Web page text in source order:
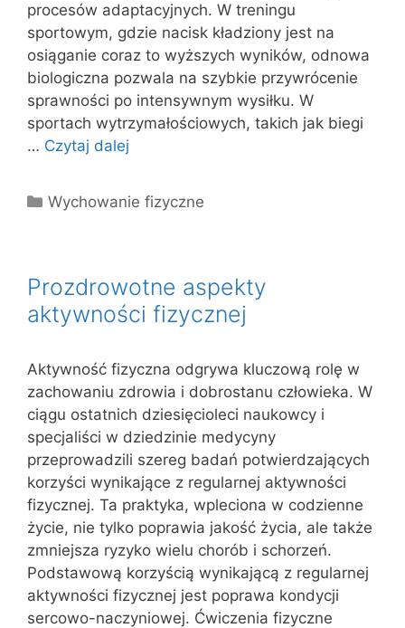
procesów adaptacyjnych. W treningu
sportowym, gdzie nacisk kładziony jest na
osiąganie coraz to wyższych wyników, odnowa
biologiczna pozwala na szybkie przywrócenie
sprawności po intensywnym wysiłku. W
sportach wytrzymałościowych, takich jak biegi
… Czytaj dalej
Kategorie
Wychowanie fizyczne
Prozdrowotne aspekty
aktywności fizycznej
Aktywność fizyczna odgrywa kluczową rolę w
zachowaniu zdrowia i dobrostanu człowieka. W
ciągu ostatnich dziesięcioleci naukowcy i
specjaliści w dziedzinie medycyny
przeprowadzili szereg badań potwierdzających
korzyści wynikające z regularnej aktywności
fizycznej. Ta praktyka, wpleciona w codzienne
życie, nie tylko poprawia jakość życia, ale także
zmniejsza ryzyko wielu chorób i schorzeń.
Podstawową korzyścią wynikającą z regularnej
aktywności fizycznej jest poprawa kondycji
sercowo-naczyniowej. Ćwiczenia fizyczne